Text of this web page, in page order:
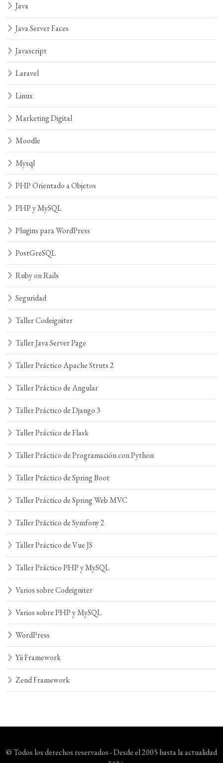
Java
Java Server Faces
Javascript
Laravel
Linux
Marketing Digital
Moodle
Mysql
PHP Orientado a Objetos
PHP y MySQL
Plugins para WordPress
PostGreSQL
Ruby on Rails
Seguridad
Taller Codeigniter
Taller Java Server Page
Taller Práctico Apache Struts 2
Taller Práctico de Angular
Taller Práctico de Django 3
Taller Práctico de Flask
Taller Práctico de Programación con Python
Taller Práctico de Spring Boot
Taller Práctico de Spring Web MVC
Taller Práctico de Symfony 2
Taller Práctico de Vue JS
Taller Práctico PHP y MySQL
Varios sobre Codeigniter
Varios sobre PHP y MySQL
WordPress
Yii Framework
Zend Framework
© Todos los derechos reservados - Desde el 2005 hasta la actualidad